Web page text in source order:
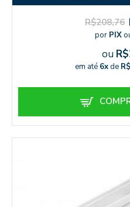
R$208,76
por PIX
ou
em até 6xde